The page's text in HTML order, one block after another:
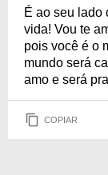
É ao seu lado
vida! Vou te
pois você é o
mundo será
amo e será
COPIAR